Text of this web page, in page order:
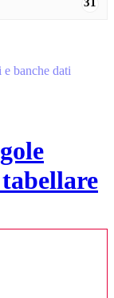
e banche dati